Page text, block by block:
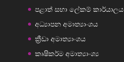
පළාත් සභා ලේකම් කාර්යාලය
අධ්‍යාපන අමාත්‍යාංශය
ක්‍රීඩා අමාත්‍යාංශය
කෘෂිකර්ම අමාත්‍යාංශ්‍ය